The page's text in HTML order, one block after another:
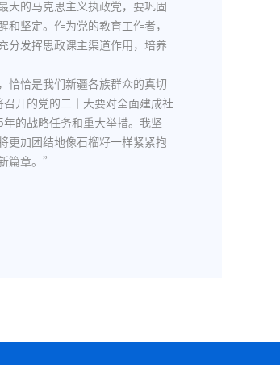
大的马克思主义执政党，要巩固
坚定。作为党的教育工作者，
分发挥思政课主渠道作用，培养
恰是我们新疆各族群众的真切
开的党的二十大要对全面建成社
的战略任务和重大举措。我坚
更加团结地像石榴籽一样紧紧抱
篇章。”